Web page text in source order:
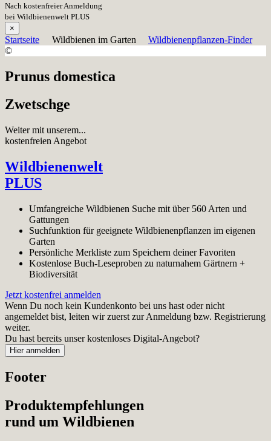
Nach kostenfreier Anmeldung
bei Wildbienenwelt PLUS
×
Startseite Wildbienen im Garten
Wildbienenpflanzen-Finder
©
Prunus domestica
Zwetschge
Weiter mit unserem...
kostenfreien Angebot
Wildbienenwelt
PLUS
Umfangreiche Wildbienen Suche mit über 560 Arten und
Gattungen
Suchfunktion für geeignete Wildbienenpflanzen im eigenen
Garten
Persönliche Merkliste zum Speichern deiner Favoriten
Kostenlose Buch-Leseproben zu naturnahem Gärtnern +
Biodiversität
Jetzt kostenfrei anmelden
Wenn Du noch kein Kundenkonto bei uns hast oder nicht
angemeldet bist, leiten wir zuerst zur Anmeldung bzw. Registrierung
weiter.
Du hast bereits unser kostenloses Digital-Angebot?
Footer
Produktempfehlungen
rund um Wildbienen